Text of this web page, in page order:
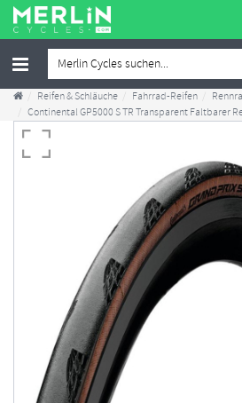
Reifen & Schläuche Fahrrad-Reifen
Continental GP5000 S TR Transparent Faltbarer